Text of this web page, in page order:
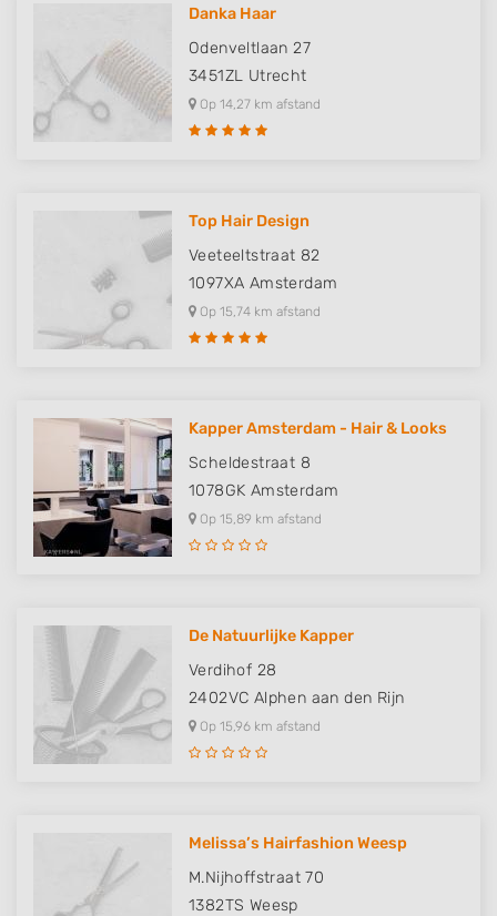
Danka Haar
Odenveltlaan 27
3451ZL Utrecht
Op 14,27 km afstand
Top Hair Design
Veeteeltstraat 82
1097XA Amsterdam
Op 15,74 km afstand
Kapper Amsterdam - Hair & Looks
Scheldestraat 8
1078GK Amsterdam
Op 15,89 km afstand
De Natuurlijke Kapper
Verdihof 28
2402VC Alphen aan den Rijn
Op 15,96 km afstand
Melissa’s Hairfashion Weesp
M.Nijhoffstraat 70
1382TS Weesp